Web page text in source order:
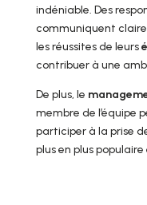
indéniable. Des
communiquent
les réussites de leurs
contribuer à une
De plus, le
membre de l’équipe
participer à la prise
plus en plus populaire